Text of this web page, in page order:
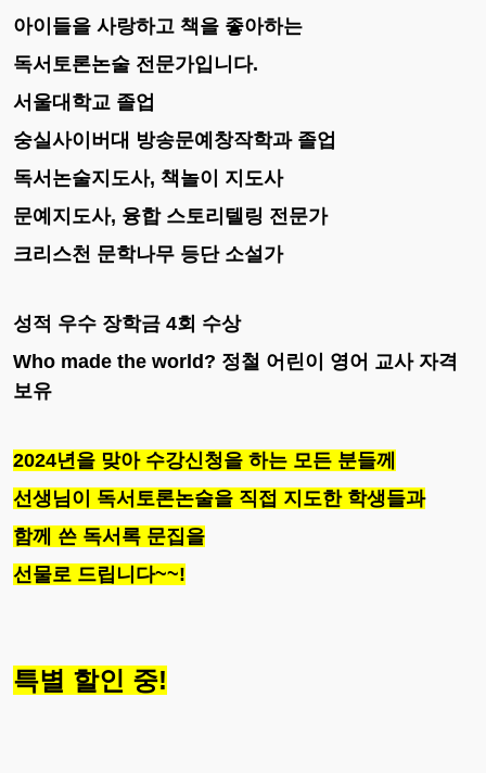
아이들을 사랑하고 책을 좋아하는
독서토론논술 전문가입니다.
서울대학교 졸업
숭실사이버대 방송문예창작학과 졸업
독서논술지도사, 책놀이 지도사
문예지도사, 융합 스토리텔링 전문가
크리스천 문학나무 등단 소설가
성적 우수 장학금 4회 수상
Who made the world? 정철 어린이 영어 교사 자격
보유
2024년을 맞아 수강신청을 하는 모든 분들께
선생님이 독서토론논술을 직접 지도한 학생들과
함께 쓴 독서록 문집을
선물로 드립니다~~!
특별 할인 중!